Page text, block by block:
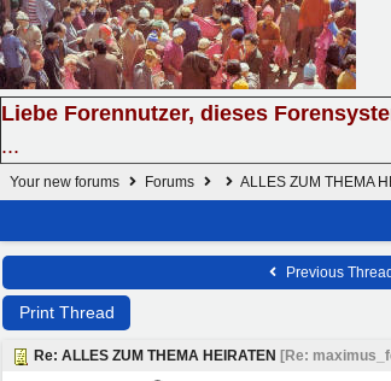
Liebe Forennutzer, dieses
...
Your new forums Forums ALLES ZUM THEMA
Previous Thread
Print Thread
Re: ALLES ZUM THEMA HEIRATEN [Re: